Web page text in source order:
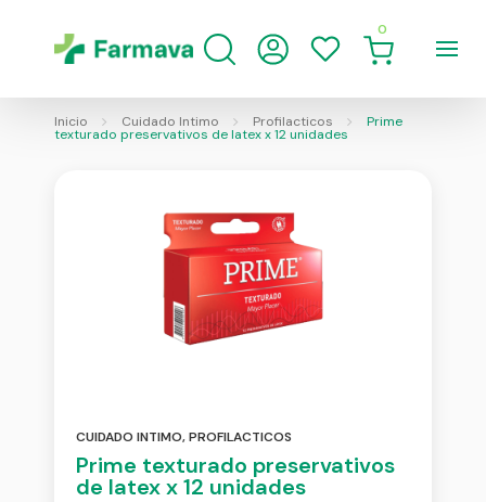
0
Inicio Cuidado Intimo Profilacticos Prime
texturado preservativos de latex x 12 unidades
CUIDADO INTIMO,PROFILACTICOS
Prime texturado preservativos
de latex x 12 unidades